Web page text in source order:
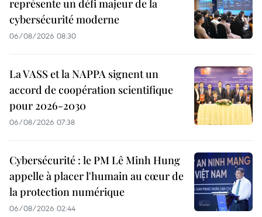
représente un défi majeur de la
cybersécurité moderne
06/08/2026 08:30
La VASS et la NAPPA signent un
accord de coopération scientifique
pour 2026-2030
06/08/2026 07:38
Cybersécurité : le PM Lê Minh Hung
appelle à placer l'humain au cœur de
la protection numérique
06/08/2026 02:44